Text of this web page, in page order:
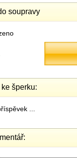
soupravy
šperku:
...